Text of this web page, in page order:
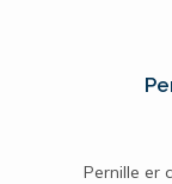
Pernille er